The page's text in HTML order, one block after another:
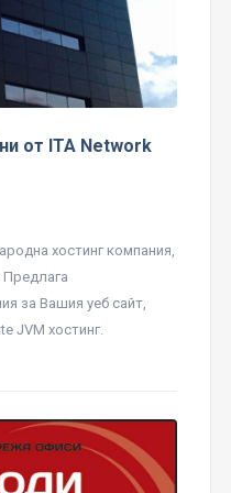
от ITA Network
хостинг компания,
Предлага
за Вашия уеб сайт,
JVM хостинг.